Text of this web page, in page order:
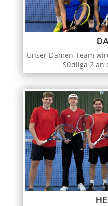
Unser Damen-Team
Südliga 2 an